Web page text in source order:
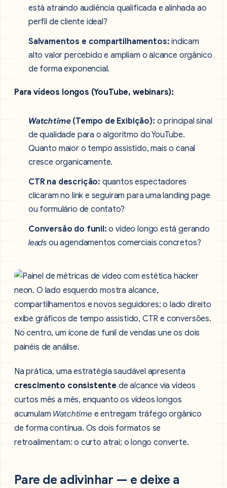
está atraindo audiência qualificada e alinhada ao
perfil de cliente ideal?
Salvamentos e compartilhamentos: indicam
alto valor percebido e ampliam o alcance orgânico
de forma exponencial.
Para vídeos longos (YouTube, webinars):
Watchtime(Tempo de Exibição): o principal sinal
de qualidade para o algoritmo do YouTube.
Quanto maior o tempo assistido, mais o canal
cresce organicamente.
CTR na descrição: quantos espectadores
clicaram no link e seguiram para uma landing page
ou formulário de contato?
Conversão do funil: o vídeo longo está gerando
leads ou agendamentos comerciais concretos?
Na prática, uma estratégia saudável apresenta
crescimento consistente de alcance via vídeos
curtos mês a mês, enquanto os vídeos longos
acumulam Watchtimee entregam tráfego orgânico
de forma contínua. Os dois formatos se
retroalimentam: o curto atrai; o longo converte.
Pare de adivinhar — e deixe a